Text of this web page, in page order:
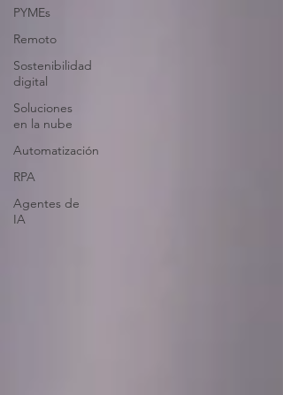
PYMEs
Remoto
Sostenibilidad
digital
Soluciones
en la nube
Automatización
RPA
Agentes de
IA